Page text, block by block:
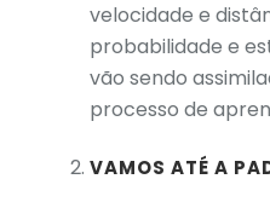
velocidade e
probabilidade e
vão sendo
processo de
VAMOS ATÉ A